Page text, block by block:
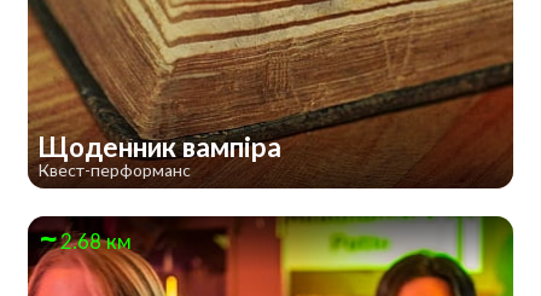
Щоденник вампіра
Квест-перформанс
2.68 км